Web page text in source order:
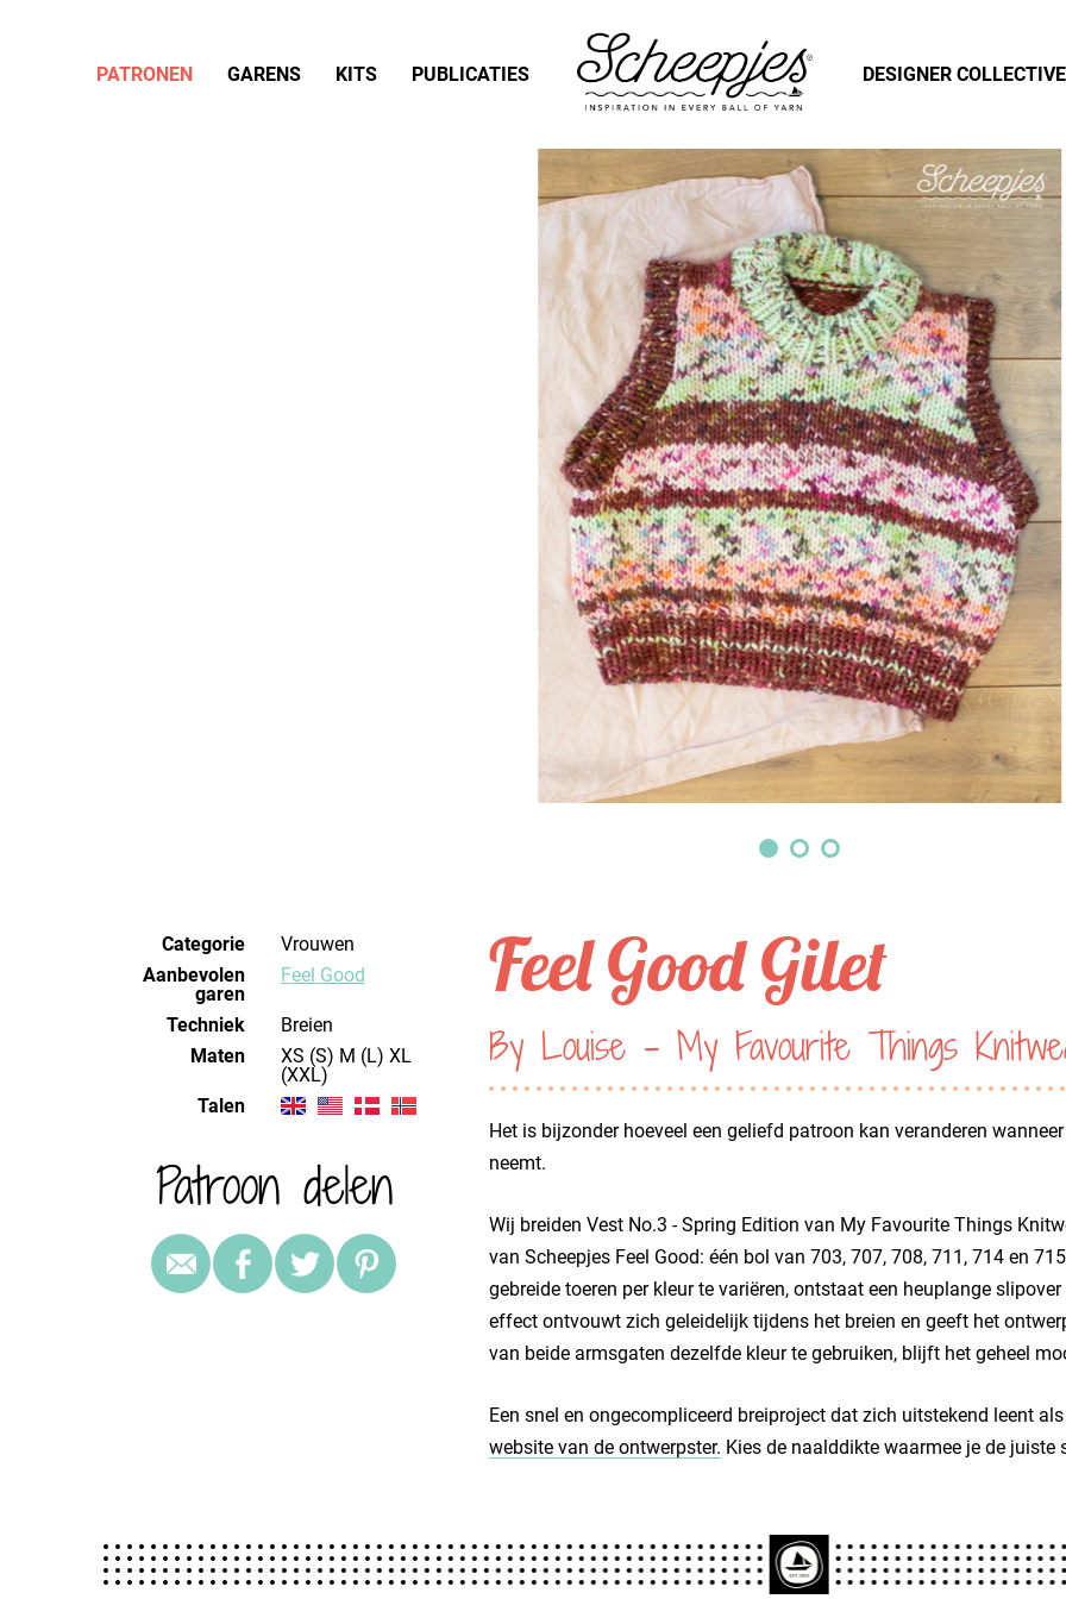
Categorie
Vrouwen
Aanbevolen
garen
Feel Good
Techniek
breien
Maten
XS (S) M (L) XL
(XXL)
Talen
Patroon delen
Feel Good Gilet
By Louise - My Favourite Things
Het is bijzonder hoeveel een geliefd patroon kan veranderen
neemt.
Wij breiden Vest No.3 - Spring Edition van My Favourite Things
van Scheepjes Feel Good: één bol van 703, 707, 708, 711, 714 en
gebreide toeren per kleur te variëren, ontstaat een heuplange
effect ontvouwt zich geleidelijk tijdens het breien en geeft het
van beide armsgaten dezelfde kleur te gebruiken, blijft het geheel
Een snel en ongecompliceerd breiproject dat zich uitstekend leent
website van de ontwerpster. Kies de naalddikte waarmee je de juiste
PATRONEN GARENS KITS PUBLICATIES DESIGNER COLLECTIVE